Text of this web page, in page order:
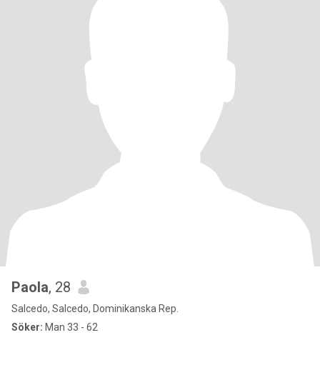
Paola, 28
Salcedo, Salcedo, Dominikanska Rep.
Söker: Man 33 - 62